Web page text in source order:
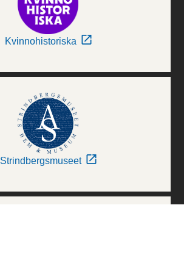
Kvinnohistoriska
Strindbergsmuseet